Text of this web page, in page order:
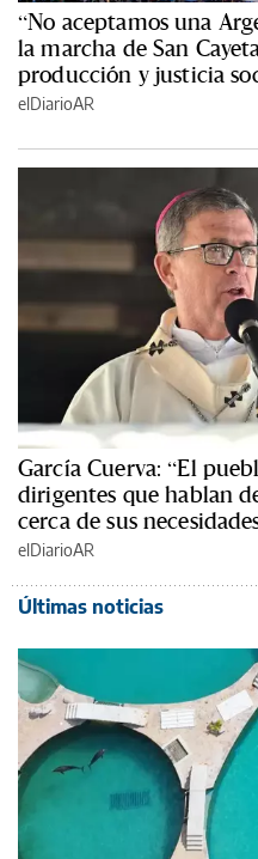
“No aceptamos una
la marcha de San
producción y justicia
elDiarioAR
García Cuerva: “El
dirigentes que hablan
cerca de sus
elDiarioAR
Últimas noticias